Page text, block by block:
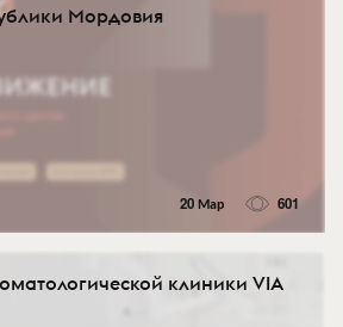
Мордовия
20 Мар 601
клиники VIA